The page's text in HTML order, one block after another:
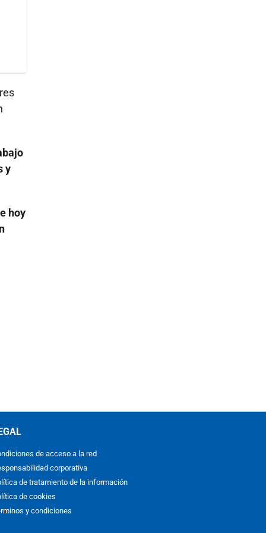
y
hoy
de acceso a la red
corporativa
de tratamiento de la información
de cookies
y condiciones